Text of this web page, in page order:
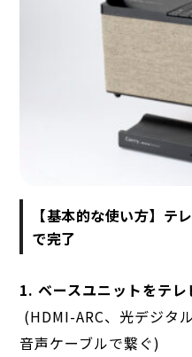
【基本的な使い方】テ
で完了
1. ベースユニットをテ
(HDMI-ARC、光デジタ
音声ケーブルで繋ぐ)